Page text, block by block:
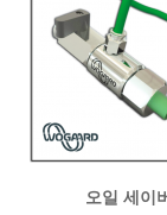
오일 세이